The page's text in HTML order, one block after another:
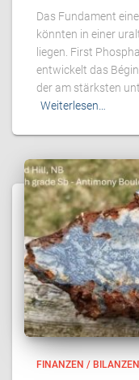
Das Fundament
könnten in einer
liegen. First
entwickelt das
der am stärksten
Weiterlesen…
FINANZEN / BILANZEN